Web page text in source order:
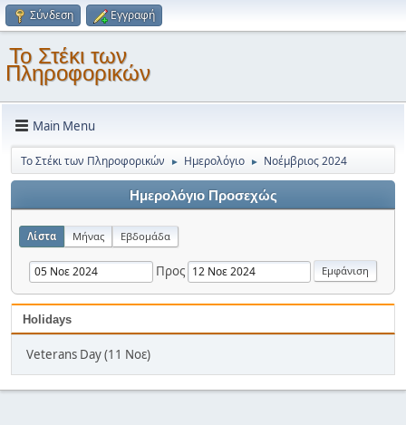
Σύνδεση Εγγραφή
Το Στέκι των
Πληροφορικών
Main Menu
Το Στέκι των Πληροφορικών ► Ημερολόγιο ► Νοέμβριος 2024
Ημερολόγιο Προσεχώς
Λίστα Μήνας Εβδομάδα
Προς
Holidays
Veterans Day (11 Νοε)